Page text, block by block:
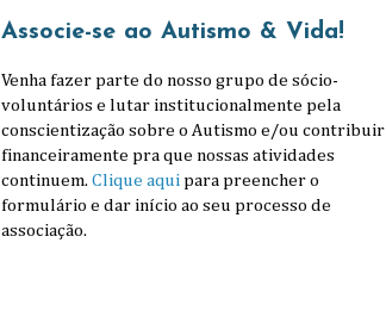
Associe-se ao Autismo & Vida!
Venha fazer parte do nosso grupo de sócio-
voluntários e lutar institucionalmente pela
conscientização sobre o Autismo e/ou contribuir
financeiramente pra que nossas atividades
continuem. Clique aqui para preencher o
formulário e dar início ao seu processo de
associação.